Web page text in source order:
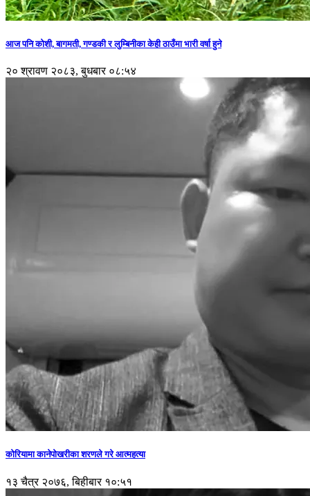
आज पनि कोशी, बागमती, गण्डकी र लुम्बिनीका केही ठाउँमा भारी वर्षा हुने
२० श्रावण २०८३, बुधबार ०८:५४
कोरियामा कानेपोखरीका शरणले गरे आत्महत्या
१३ चैत्र २०७६, बिहीबार १०:५१